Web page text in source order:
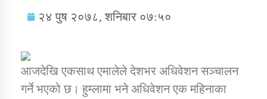
२४ पुष २०७८, शनिबार ०७:५०
आजदेखि एकसाथ एमालेले देशभर अधिवेशन सञ्चालन
गर्ने भएको छ। हुम्लामा भने अधिवेशन एक महिनाका